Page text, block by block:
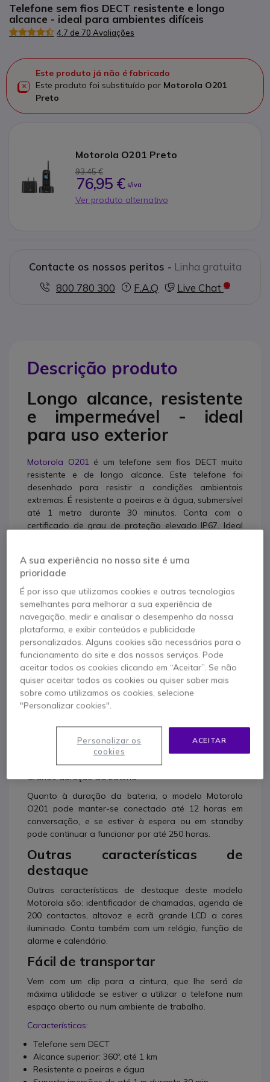
Telefone sem fios DECT resistente e longo
alcance - ideal para ambientes difíceis
4.7 de 70 Avaliações
Este produto já não é fabricado
Este produto foi substituído por Motorola O201
Preto
Motorola O201 Preto
93,45 €
76,95 € s/iva
Ver produto alternativo
Contacte os nossos peritos - Linha gratuita
800 780 300
F.A.Q Live Chat
Descrição produto
Longo alcance, resistente
e impermeável - ideal
para uso exterior
Motorola O201 é um telefone sem fios DECT muito
resistente e de longo alcance. Este telefone foi
desenhado para resistir a condições ambientais
extremas. É resistente a poeiras e à água, submersível
até 1 metro durante 30 minutos. Conta com o
certificado de grau de proteção elevado IP67. Ideal
Comunicações de longo alcance
Este telefone sem fios digital vem com 2 antenas:
curta e longa. De acordo com o fabricante, quando
usado com a antena longa e em ótimas condições, a
série Motorola O2 oferece um alcance de até 1 km
(sempre dependendo do terreno em que se usa o
telefone). Em testemunhos e testes, encontraram uma
melhoria no alcance de 30% comparado com os
telefones sem fios DECT convencionais.
Ampliar a instalação
4 bases diferentes. Recomendamos o uso com o
mesmo modelo O201 para optimizar o desempenho.
Grande duração da bateria
Quanto à duração da bateria, o modelo Motorola
O201 pode manter-se conectado até 12 horas em
conversação, e se estiver à espera ou em standby
pode continuar a funcionar por até 250 horas.
Outras características de
destaque
Outras características de destaque deste modelo
Motorola são: identificador de chamadas, agenda de
200 contactos, altavoz e ecrã grande LCD a cores
iluminado. Conta também com um relógio, função de
alarme e calendário.
Fácil de transportar
Vem com um clip para a cintura, que lhe será de
máxima utilidade se estiver a utilizar o telefone num
espaço aberto ou num ambiente de trabalho.
Características:
Telefone sem DECT
Alcance superior: 360º, até 1 km
Resistente a poeiras e água
A sua experiência no nosso site é uma
prioridade
É por isso que utilizamos cookies e outras tecnologias
semelhantes para melhorar a sua experiência de
navegação, medir e analisar o desempenho da nossa
plataforma, e exibir conteúdos e publicidade
personalizados. Alguns cookies são necessários para o
funcionamento do site e dos nossos serviços. Pode
aceitar todos os cookies clicando em “Aceitar”. Se não
quiser aceitar todos os cookies ou quiser saber mais
sobre como utilizamos os cookies, selecione
"Personalizar cookies".
ACEITAR
Personalizar os
cookies